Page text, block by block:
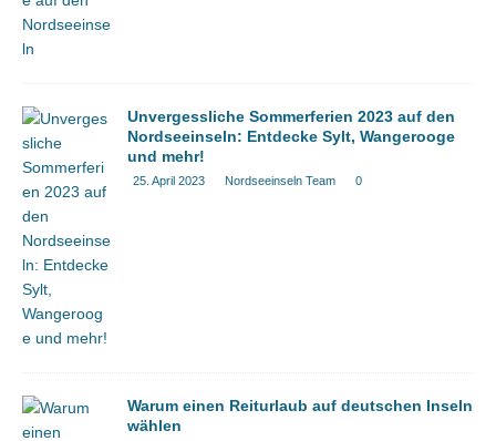
Unvergessliche Sommerferien 2023 auf den
Nordseeinseln: Entdecke Sylt, Wangerooge
und mehr!
25. April 2023 Nordseeinseln Team 0
Warum einen Reiturlaub auf deutschen Inseln
wählen